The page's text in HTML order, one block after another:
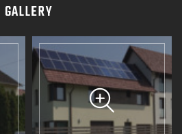
GALLERY